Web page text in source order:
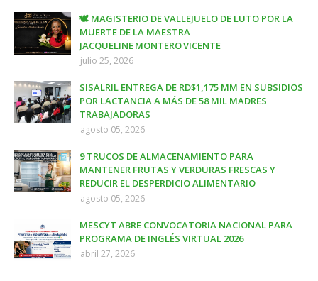
🕊️ MAGISTERIO DE VALLEJUELO DE LUTO POR LA
MUERTE DE LA MAESTRA
JACQUELINE MONTERO VICENTE
julio 25, 2026
SISALRIL ENTREGA DE RD$1,175 MM EN SUBSIDIOS
POR LACTANCIA A MÁS DE 58 MIL MADRES
TRABAJADORAS
agosto 05, 2026
9 TRUCOS DE ALMACENAMIENTO PARA
MANTENER FRUTAS Y VERDURAS FRESCAS Y
REDUCIR EL DESPERDICIO ALIMENTARIO
agosto 05, 2026
MESCYT ABRE CONVOCATORIA NACIONAL PARA
PROGRAMA DE INGLÉS VIRTUAL 2026
abril 27, 2026